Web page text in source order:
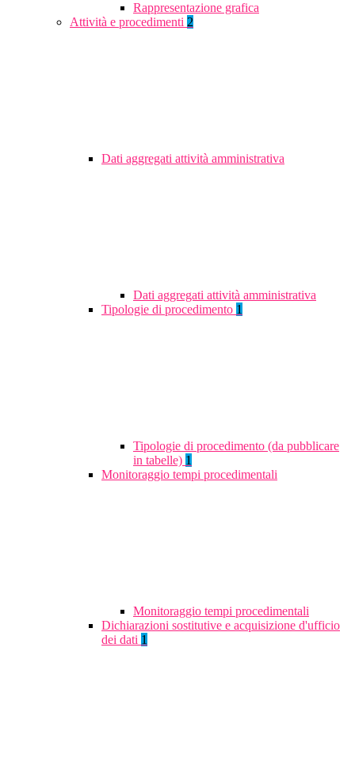
Rappresentazione grafica
Attività e procedimenti 2
Dati aggregati attività amministrativa
Dati aggregati attività amministrativa
Tipologie di procedimento 1
Tipologie di procedimento (da pubblicare
in tabelle) 1
Monitoraggio tempi procedimentali
Monitoraggio tempi procedimentali
Dichiarazioni sostitutive e acquisizione d'ufficio
dei dati 1